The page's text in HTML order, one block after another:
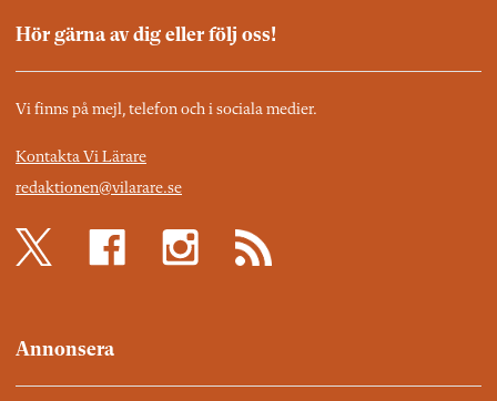
Hör gärna av dig eller följ oss!
Vi finns på mejl, telefon och i sociala medier.
Kontakta Vi Lärare
redaktionen@vilarare.se
Annonsera